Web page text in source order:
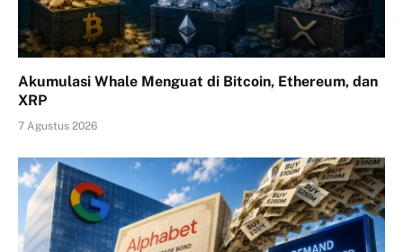
Akumulasi Whale Menguat di Bitcoin, Ethereum, dan
XRP
7 Agustus 2026